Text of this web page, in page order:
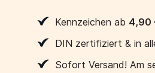
Kennzeichen ab 4,90
DIN zertifiziert & in
Sofort Versand! Am